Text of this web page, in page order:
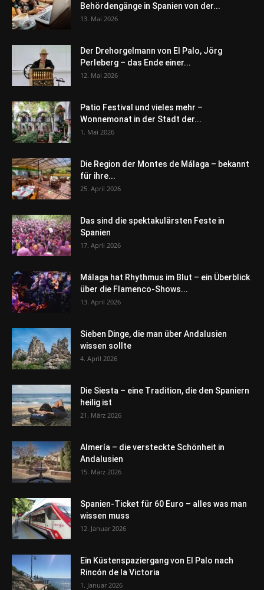
Behördengänge in Spanien von der...
13. Mai 2026
Der Drehorgelmann von El Palo, Jörg
Perleberg – das Ende einer...
12. Mai 2026
Patio Festival und vieles mehr –
Wonnemonat in der Stadt der...
1. Mai 2026
Die Region der Montes de Málaga – bekannt
für ihre...
25. April 2026
Das sind die spektakulärsten Feste in
Spanien
17. April 2026
Málaga hat Rhythmus im Blut – ein Überblick
über die Flamenco-Shows...
13. April 2026
Sieben Dinge, die man über Andalusien
wissen sollte
4. April 2026
Die Siesta – eine Tradition, die den Spaniern
heilig ist
21. März 2026
Almería – die versteckte Schönheit in
Andalusien
15. März 2026
Spanien-Ticket für 60 Euro – alles was man
wissen muss
12. Januar 2026
Ein Küstenspaziergang von El Palo nach
Rincón de la Victoria
1. Januar 2026